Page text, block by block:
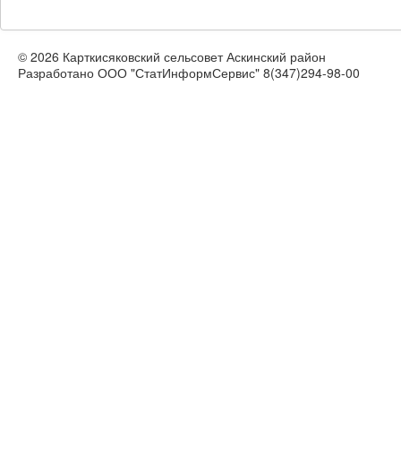
© 2026 Карткисяковский сельсовет Аскинский район
Разработано ООО "СтатИнформСервис" 8(347)294-98-00